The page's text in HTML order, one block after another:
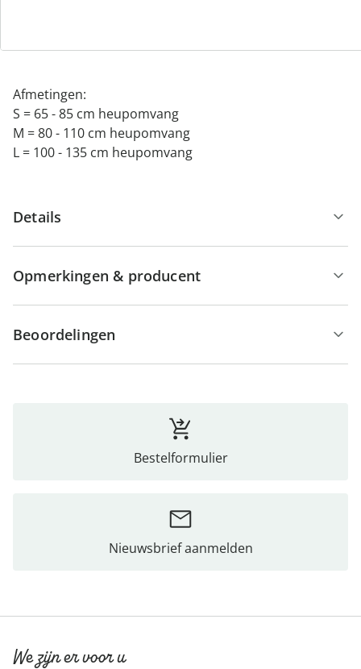
Maxi: 2550 ml, 10 stuks
Afmetingen:
S = 65 - 85 cm heupomvang
M = 80 - 110 cm heupomvang
L = 100 - 135 cm heupomvang
Details
Opmerkingen & producent
Beoordelingen
Bestelformulier
Nieuwsbrief aanmelden
We zijn er voor u